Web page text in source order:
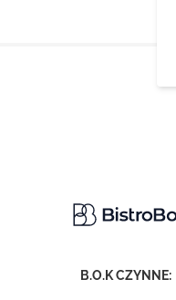
B.O.K CZYNNE: